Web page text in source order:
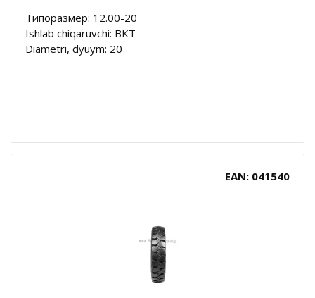
Типоразмер: 12.00-20
Ishlab chiqaruvchi: BKT
Diametri, dyuym: 20
EAN: 041540